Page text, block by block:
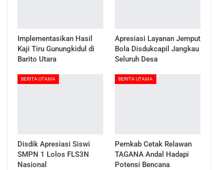
Implementasikan Hasil
Kaji Tiru Gunungkidul di
Barito Utara
Apresiasi Layanan Jemput
Bola Disdukcapil Jangkau
Seluruh Desa
BERITA UTAMA
Disdik Apresiasi Siswi
SMPN 1 Lolos FLS3N
Nasional
BERITA UTAMA
Pemkab Cetak Relawan
TAGANA Andal Hadapi
Potensi Bencana